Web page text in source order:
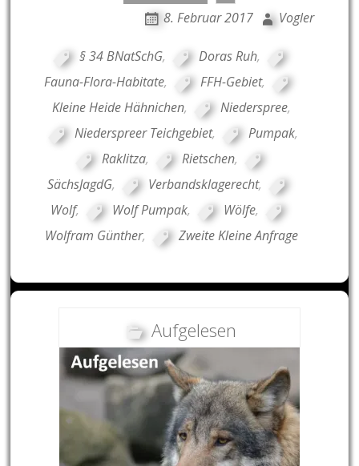
8. Februar 2017 Vogler
§ 34 BNatSchG, Doras Ruh,
Fauna-Flora-Habitate, FFH-Gebiet,
Kleine Heide Hähnichen, Niederspree,
Niederspreer Teichgebiet, Pumpak,
Raklitza, Rietschen,
SächsJagdG, Verbandsklagerecht,
Wolf, Wolf Pumpak, Wölfe,
Wolfram Günther, Zweite Kleine Anfrage
Aufgelesen